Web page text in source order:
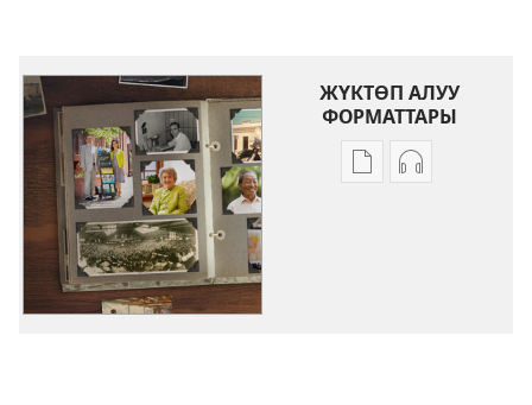
ЖҮКТӨП АЛУУ
ФОРМАТТАРЫ
АдабияттыАудиолорду